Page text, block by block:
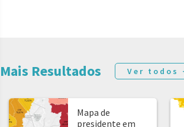
Mais Resultados Ver todos
Mapa de
presidente em